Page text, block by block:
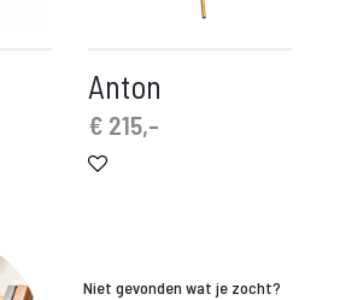
Anton
€ 215,-
Niet gevonden wat je zocht?